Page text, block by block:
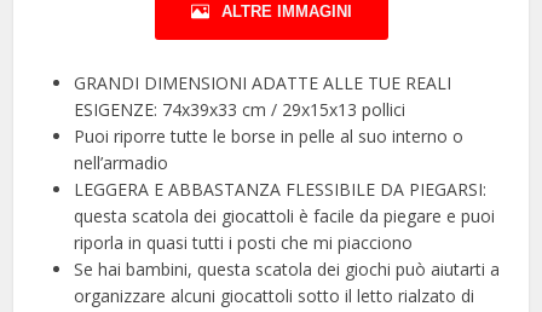
ALTRE IMMAGINI
GRANDI DIMENSIONI ADATTE ALLE TUE REALI
ESIGENZE: 74x39x33 cm / 29x15x13 pollici
Puoi riporre tutte le borse in pelle al suo interno o
nell’armadio
LEGGERA E ABBASTANZA FLESSIBILE DA PIEGARSI:
questa scatola dei giocattoli è facile da piegare e puoi
riporla in quasi tutti i posti che mi piacciono
Se hai bambini, questa scatola dei giochi può aiutarti a
organizzare alcuni giocattoli sotto il letto rialzato di